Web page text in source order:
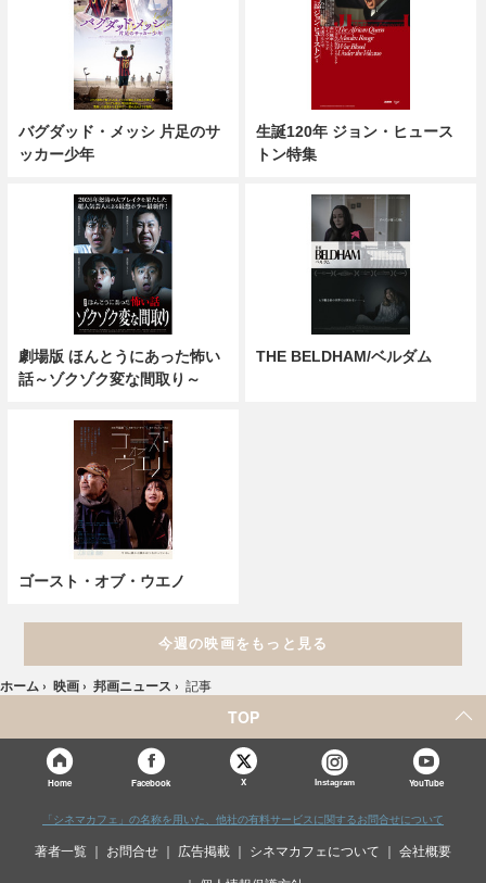
バグダッド・メッシ 片足のサ
ッカー少年
生誕120年 ジョン・ヒュース
トン特集
劇場版 ほんとうにあった怖い
話～ゾクゾク変な間取り～
THE BELDHAM/ベルダム
ゴースト・オブ・ウエノ
今週の映画をもっと見る
ホーム › 映画 › 邦画ニュース › 記事
TOP
Home Facebook X Instagram YouTube
「シネマカフェ」の名称を用いた、他社の有料サービスに関するお問合せについて
著者一覧 お問合せ 広告掲載 シネマカフェについて 会社概要